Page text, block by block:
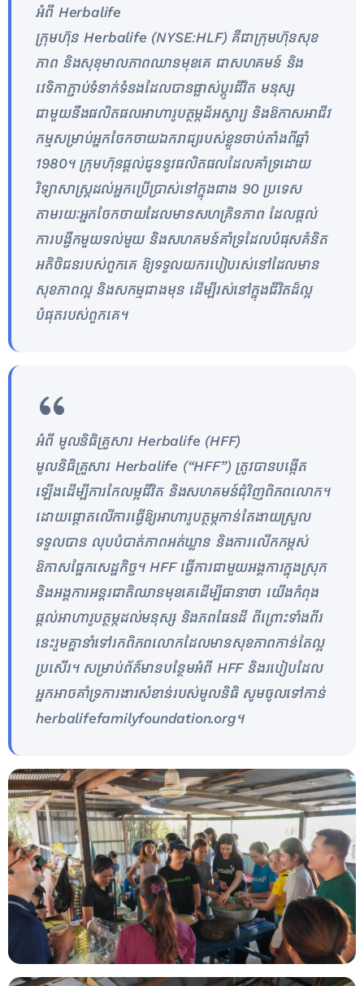
អំពី Herbalife
ក្រុមហ៊ុន Herbalife (NYSE:HLF) គឺជាក្រុមហ៊ុនសុខ
ភាព និងសុខុមាលភាពឈានមុខគេ ជាសហគមន៍ និង
វេទិកាភ្ជាប់ទំនាក់ទំនងដែលបានផ្លាស់ប្តូរជីវិត មនុស្ស
ជាមួយនឹងផលិតផលអាហារូបត្ថម្ភដ៏អស្ចារ្យ និងឱកាសអាជីវ
កម្មសម្រាប់អ្នកចែកចាយឯករាជ្យរបស់ខ្លួនចាប់តាំងពីឆ្នាំ
1980។ ក្រុមហ៊ុនផ្តល់ជូននូវផលិតផលដែលគាំទ្រដោយ
វិទ្យាសាស្រ្តដល់អ្នកប្រើប្រាស់នៅក្នុងជាង 90 ប្រទេស
តាមរយៈអ្នកចែកចាយដែលមានសហគ្រិនភាព ដែលផ្តល់
ការបង្វឹកមួយទល់មួយ និងសហគមន៍គាំទ្រដែលបំផុសគំនិត
អតិថិជនរបស់ពួកគេ ឱ្យទទួលយករបៀបរស់នៅដែលមាន
សុខភាពល្អ និងសកម្មជាងមុន ដើម្បីរស់នៅក្នុងជីវិតដ៏ល្អ
បំផុតរបស់ពួកគេ។
អំពី មូលនិធិគ្រួសារ Herbalife (HFF)
មូលនិធិគ្រួសារ Herbalife (“HFF”) ត្រូវបានបង្កើត
ឡើងដើម្បីការកែលម្អជីវិត និងសហគមន៍ជុំវិញពិភពលោក។
ដោយផ្តោតលើការធ្វើឱ្យអាហារូបត្ថម្ភកាន់តែងាយស្រួល
ទទួលបាន លុបបំបាត់ភាពអត់ឃ្លាន និងការលើកកម្ពស់
ឱកាសផ្នែកសេដ្ឋកិច្ច។ HFF ធ្វើការជាមួយអង្គការក្នុងស្រុក
និងអង្គការអន្តរជាតិឈានមុខគេដើម្បីធានាថា យើងកំពុង
ផ្តល់អាហារូបត្ថម្ភដល់មនុស្ស និងភពផែនដី ពីព្រោះទាំងពីរ
នេះរួមគ្នានាំទៅរកពិភពលោកដែលមានសុខភាពកាន់តែល្អ
ប្រសើរ។ សម្រាប់ព័ត៌មានបន្ថែមអំពី HFF និងរបៀបដែល
អ្នកអាចគាំទ្រការងារសំខាន់របស់មូលនិធិ សូមចូលទៅកាន់
herbalifefamilyfoundation.org។